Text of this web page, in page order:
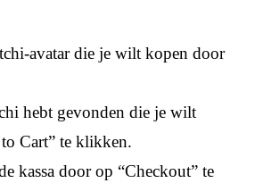
avatar die je wilt kopen door
hebt gevonden die je wilt
Cart” te klikken.
kassa door op “Checkout” te